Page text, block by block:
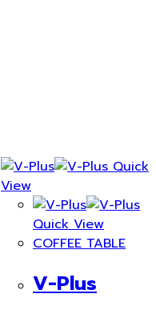
Quick
View
Quick View
COFFEE TABLE
V-Plus